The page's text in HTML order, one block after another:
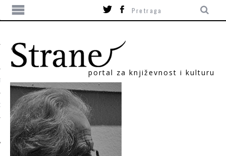
portal za književnost i kulturu